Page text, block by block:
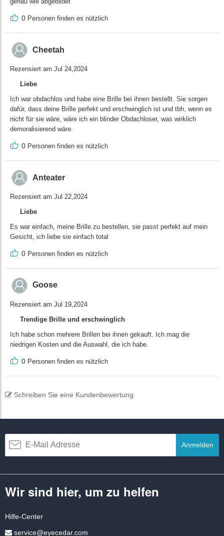
0 Personen finden es nützlich
Cheetah
Rezensiert am Jul 24,2024
Liebe
Ich war obdachlos und habe eine Brille bei ihnen bestellt. Sie sorgen
dafür, dass deine Brille perfekt und erschwinglich ist und tbh, wenn es
nicht für sie wäre, wäre ich ein blinder Obdachloser, was wirklich
demoralisierend wäre.
0 Personen finden es nützlich
Anteater
Rezensiert am Jul 22,2024
Liebe
Es war einfach, meine Brille zu bestellen, sie passt perfekt auf mein
Gesicht, ich liebe sie einfach total
0 Personen finden es nützlich
Goose
Rezensiert am Jul 19,2024
Trendige Brille und erschwinglich
Ich habe schon mehrere Brillen bei ihnen gekauft. Ich mag die
niedrigen Kosten und die Auswahl, die ich habe.
0 Personen finden es nützlich
Schreiben Sie eine Kundenbewertung
Anmelden
Wir sind hier, um zu helfen
Hilfe-Center
service@eyecedar.com